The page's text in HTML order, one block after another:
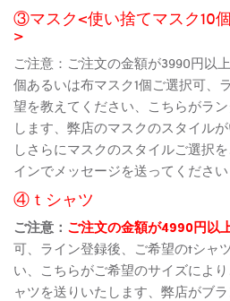
③マスク<使い捨てマスク10
>
ご注意：ご注文の金額が3990円以
個あるいは布マスク1個ご選択可、
望を教えてください、こちらがラ
します、弊店のマスクのスタイル
しさらにマスクのスタイルご選択
インでメッセージを送ってください
④ｔシャツ
ご注意： ご注文の金額が4990円以
可、ライン登録後、ご希望のtシャ
い、こちらがご希望のサイズによ
ャツを送りいたします、弊店がブ